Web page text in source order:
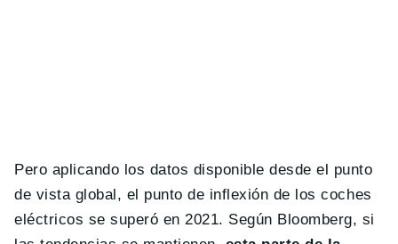
Pero aplicando los datos disponible desde el punto
de vista global, el punto de inflexión de los coches
eléctricos se superó en 2021. Según Bloomberg, si